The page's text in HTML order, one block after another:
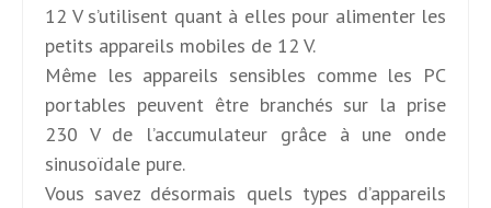
12 V s’utilisent quant à elles pour alimenter les
petits appareils mobiles de 12 V.
Même les appareils sensibles comme les PC
portables peuvent être branchés sur la prise
230 V de l’accumulateur grâce à une onde
sinusoïdale pure.
Vous savez désormais quels types d’appareils